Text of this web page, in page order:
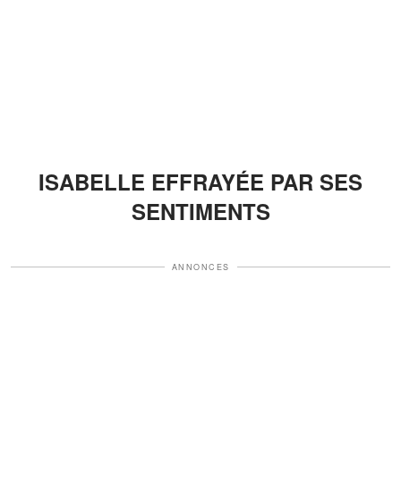
ISABELLE EFFRAYÉE PAR SES
SENTIMENTS
ANNONCES